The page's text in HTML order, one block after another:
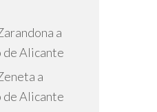
a
Alicante
a
Alicante